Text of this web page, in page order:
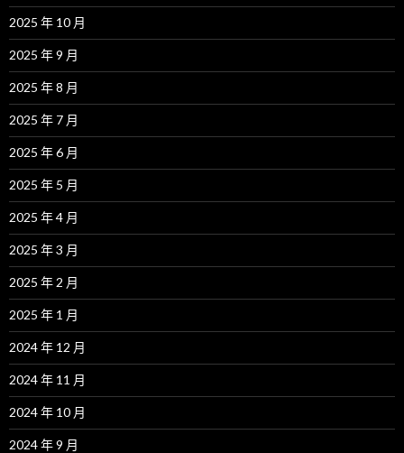
2025 年 10 月
2025 年 9 月
2025 年 8 月
2025 年 7 月
2025 年 6 月
2025 年 5 月
2025 年 4 月
2025 年 3 月
2025 年 2 月
2025 年 1 月
2024 年 12 月
2024 年 11 月
2024 年 10 月
2024 年 9 月